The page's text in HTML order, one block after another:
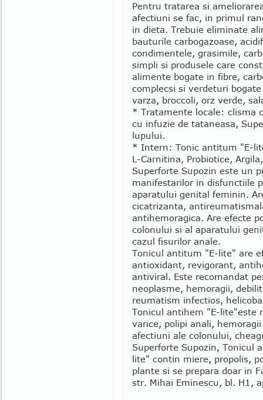
Pentru tratarea si
afectiuni se fac, in primul
in dieta. Trebuie eliminate
bauturile carbogazoase,
condimentele, grasimile,
simpli si produsele care
alimente bogate in fibre,
complecsi si verdeturi
varza, broccoli, orz verde,
* Tratamente locale: clisma
cu infuzie de tataneasa,
lupului.
* Intern: Tonic antitum "E-
L-Carnitina, Probiotice,
Superforte Supozin este un
manifestarilor in disfunctiile
aparatului genital feminin.
cicatrizanta,
antihemoragica. Are efecte
colonului si al aparatului
cazul fisurilor anale.
Tonicul antitum "E-lite" are
antioxidant, revigorant,
antiviral. Este recomandat
neoplasme, hemoragii,
reumatism infectios,
Tonicul antihem "E-lite"este
varice, polipi anali,
afectiuni ale colonului,
Superforte Supozin, Tonicul
lite" contin miere, propolis,
plante si se prepara doar in
str. Mihai Eminescu, bl. H1,